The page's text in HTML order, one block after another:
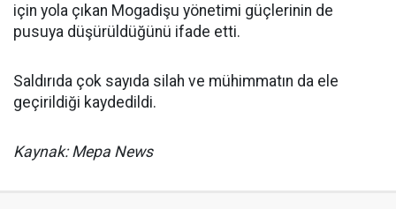
için yola çıkan Mogadişu yönetimi güçlerinin de
pusuya düşürüldüğünü ifade etti.
Saldırıda çok sayıda silah ve mühimmatın da ele
geçirildiği kaydedildi.
Kaynak: Mepa News